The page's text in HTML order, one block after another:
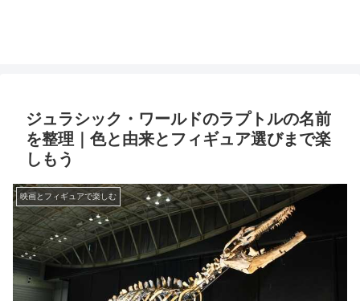
ジュラシック・ワールドのラプトルの名前
を整理｜色と由来とフィギュア選びまで楽
しもう
映画とフィギュアで楽しむ